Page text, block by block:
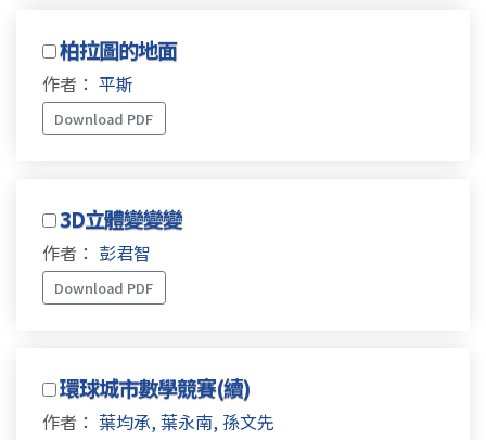
柏拉圖的地面
作者： 平斯
Download PDF
3D立體變變變
作者： 彭君智
Download PDF
環球城市數學競賽(續)
作者： 葉均承, 葉永南, 孫文先